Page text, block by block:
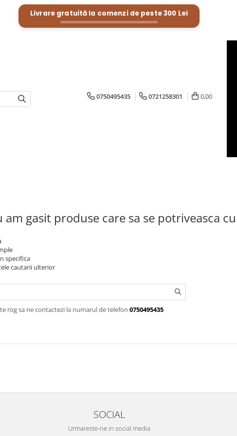
Livrare gratuită la comenzi de peste300 Lei
0750495435 0721258301 0,00
am gasit produse care sa se potriveasca
specifica
cautarii ulterior
rog sa ne contactezi la numarul de telefon 0750495435
SOCIAL
Urmareste-ne in social media